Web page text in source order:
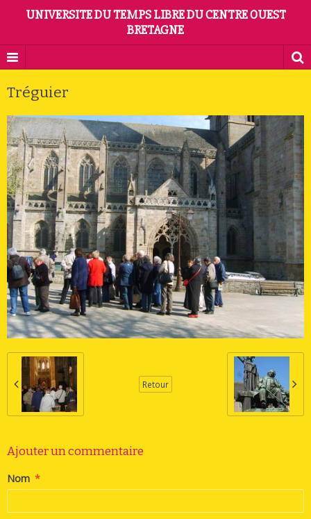
UNIVERSITE DU TEMPS LIBRE DU CENTRE OUEST
BRETAGNE
Tréguier
Retour
Ajouter un commentaire
Nom